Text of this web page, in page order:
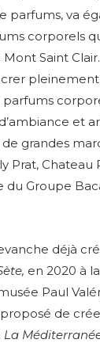
parfums, va
corporels
Saint Clair.
parfums
et
grandes
Prat, Chateau
du Groupe
déjà
en 2020 à
Paul
de
La